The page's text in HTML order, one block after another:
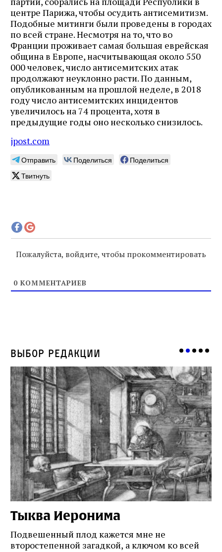
центре Парижа, чтобы осудить антисемитизм.
Подобные митинги были проведены в городах
по всей стране. Несмотря на то, что во
Франции проживает самая большая еврейская
община в Европе, насчитывающая около 550
000 человек, число антисемитских атак
продолжают неуклонно расти. По данным,
опубликованным на прошлой неделе, в 2018
году число антисемитских инцидентов
увеличилось на 74 процента, хотя в
предыдущие годы оно несколько снизилось.
jpost.com
Отправить Поделиться
Поделиться
Твитнуть
Пожалуйста, войдите, чтобы прокомментировать
0 КОММЕНТАРИЕВ
Выбор редакции
Тыква Иеронима
Подвешенный плод кажется мне не
второстепенной загадкой, а ключом ко всей